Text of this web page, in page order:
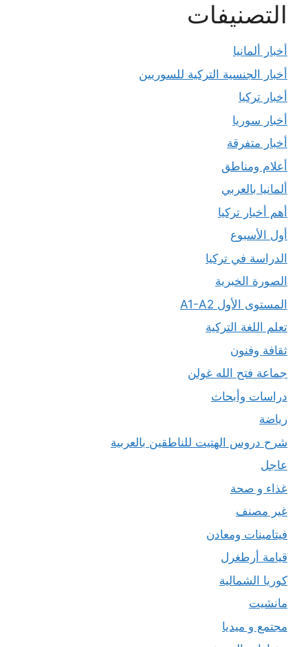
التصنيفات
أخبار ألمانيا
أخبار الجنسية التركية للسوريين
أخبار تركيا
أخبار سوريا
أخبار متفرقة
أعلام ومناطق
ألمانيا بالعربي
أهم أخبار تركيا
أول الأسبوع
الدراسة في تركيا
الصورة الخبرية
المستوى الأول A1-A2
تعلم اللغة التركية
ثقافة وفنون
جماعة فتح الله غولن
دراسات وأبحاث
رياضة
شرح دروس الهتيت للناطقين بالعربية
عاجل
غذاء و صحة
غير مصنف
فيتامينات ومعادن
قيامة أرطغرل
كوريا الشمالية
مانشيت
مجتمع و ميديا